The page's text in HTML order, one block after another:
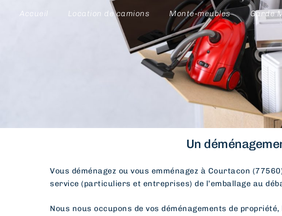
Accueil Location de camions Monte-meubles Garde
Un
Vous déménagez ou vous emménagez à Courtacon
service (particuliers et entreprises) de l’emballage au
Nous nous occupons de vos déménagements de